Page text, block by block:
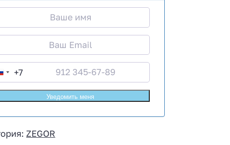
R
u
s
s
i
+7
ZEGOR